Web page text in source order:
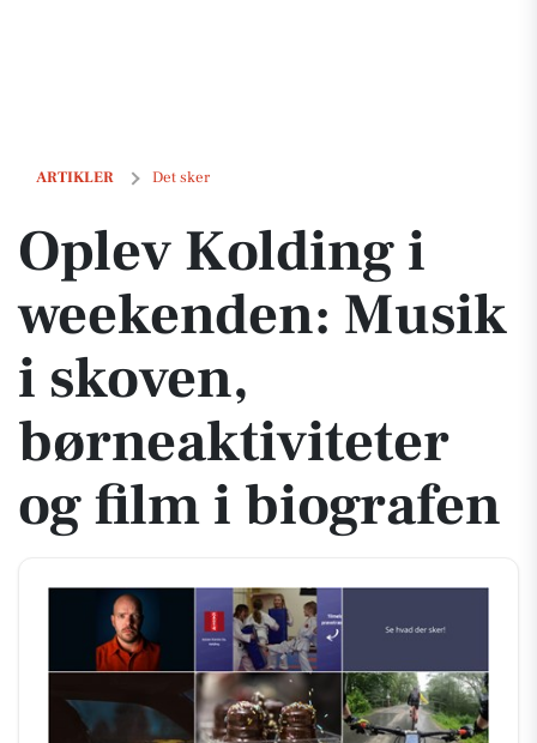
ARTIKLER Det sker
Oplev Kolding i weekenden: Musik i skoven, børneaktiviteter og
Oplev Kolding i
weekenden: Musik
i skoven,
børneaktiviteter
og film i biografen